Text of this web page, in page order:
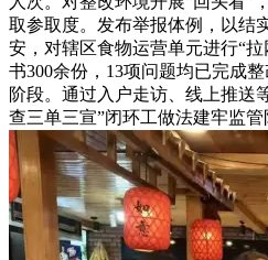
取参取度。发布举报体例，以结
安，对辖区食物运营单元进行“
书300余份，13项问题均已完成
阶段。通过入户走访、线上推送
查三单三宣”闭环工做法建牢监管